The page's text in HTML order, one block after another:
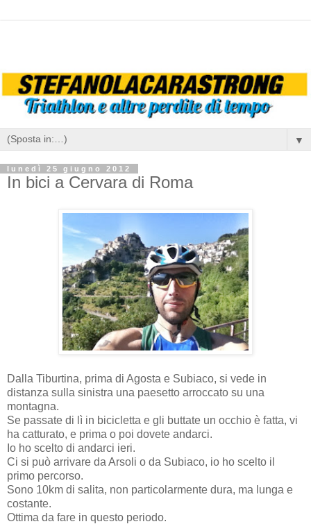
▼
lunedì 25 giugno 2012
In bici a Cervara di Roma
Dalla Tiburtina, prima di Agosta e Subiaco, si vede in
distanza sulla sinistra una paesetto arroccato su una
montagna.
Se passate di lì in bicicletta e gli buttate un occhio è fatta, vi
ha catturato, e prima o poi dovete andarci.
Io ho scelto di andarci ieri.
Ci si può arrivare da Arsoli o da Subiaco, io ho scelto il
primo percorso.
Sono 10km di salita, non particolarmente dura, ma lunga e
costante.
Ottima da fare in questo periodo.